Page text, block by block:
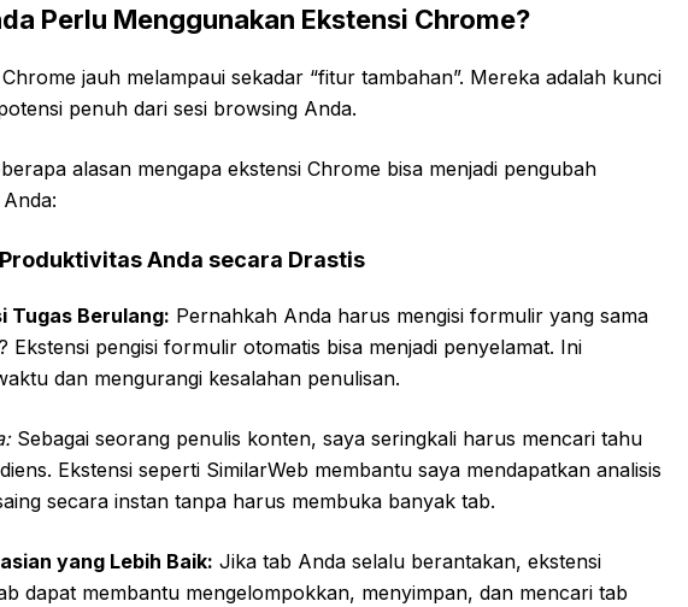
Perlu Menggunakan Ekstensi Chrome?
jauh melampaui sekadar “fitur tambahan”. Mereka adalah kunci
penuh dari sesi browsing Anda.
alasan mengapa ekstensi Chrome bisa menjadi pengubah
Anda secara Drastis
Tugas Berulang: Pernahkah Anda harus mengisi formulir yang sama
Ekstensi pengisi formulir otomatis bisa menjadi penyelamat. Ini
dan mengurangi kesalahan penulisan.
Sebagai seorang penulis konten, saya seringkali harus mencari tahu
Ekstensi seperti SimilarWeb membantu saya mendapatkan analisis
secara instan tanpa harus membuka banyak tab.
yang Lebih Baik: Jika tab Anda selalu berantakan, ekstensi
dapat membantu mengelompokkan, menyimpan, dan mencari tab